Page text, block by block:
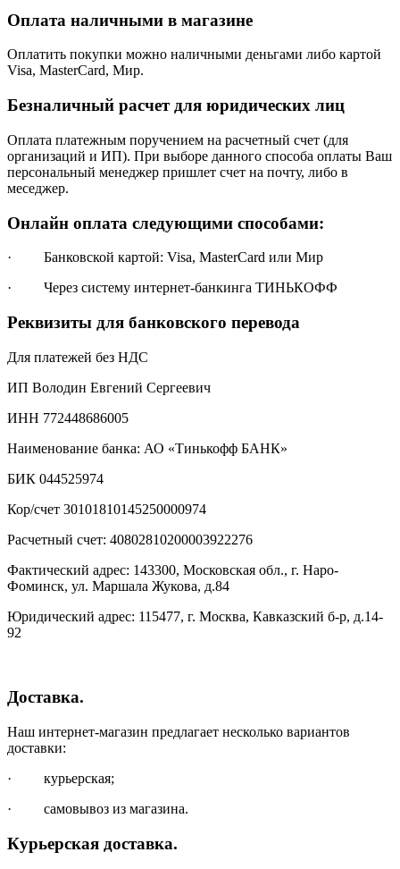
Оплата наличными в магазине
Оплатить покупки можно наличными деньгами либо картой
Visa, MasterCard, Мир.
Безналичный расчет для юридических лиц
Оплата платежным поручением на расчетный счет (для
организаций и ИП). При выборе данного способа оплаты Ваш
персональный менеджер пришлет счет на почту, либо в
меседжер.
Онлайн оплата следующими способами:
· Банковской картой: Visa, MasterCard или Мир
· Через систему интернет-банкинга ТИНЬКОФФ
Реквизиты для банковского перевода
Для платежей без НДС
ИП Володин Евгений Сергеевич
ИНН 772448686005
Наименование банка: АО «Тинькофф БАНК»
БИК 044525974
Кор/счет 30101810145250000974
Расчетный счет: 40802810200003922276
Фактический адрес: 143300, Московская обл., г. Наро-
Фоминск, ул. Маршала Жукова, д.84
Юридический адрес: 115477, г. Москва, Кавказский б-р, д.14-
92
Доставка.
Наш интернет-магазин предлагает несколько вариантов
доставки:
· курьерская;
· самовывоз из магазина.
Курьерская доставка.